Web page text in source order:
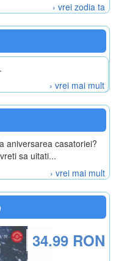
› vrei zodia ta
› vrei mai mult
aniversarea casatoriei?
sa uitati...
› vrei mai mult
34.99 RON